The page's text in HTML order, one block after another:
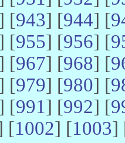
[943] [944] [
[955] [956] [
[967] [968] [
[979] [980] [
[991] [992] [
[1002] [1003]